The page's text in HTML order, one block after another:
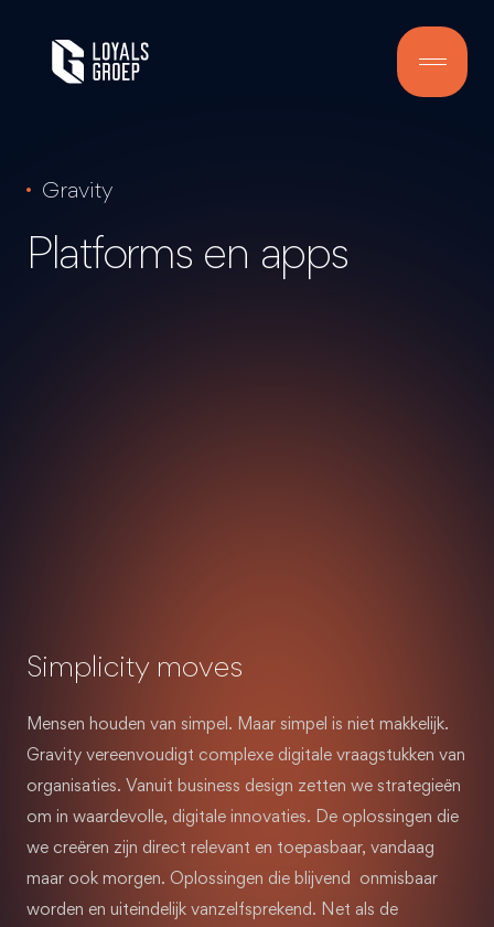
Gravity
Platforms en apps
Simplicity moves
Mensen houden van simpel. Maar simpel is niet makkelijk.
Gravity vereenvoudigt complexe digitale vraagstukken van
organisaties. Vanuit business design zetten we strategieën
om in waardevolle, digitale innovaties. De oplossingen die
we creëren zijn direct relevant en toepasbaar, vandaag
maar ook morgen. Oplossingen die blijvend onmisbaar
worden en uiteindelijk vanzelfsprekend. Net als de